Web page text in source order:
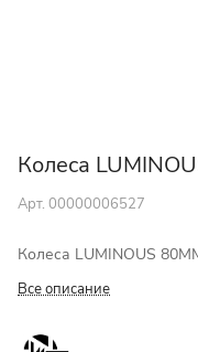
Колеса
Арт. 00000006527
Колеса LUMINOUS
Все описание